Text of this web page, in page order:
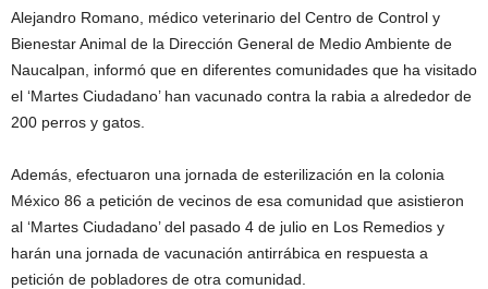
Alejandro Romano, médico veterinario del Centro de Control y
Bienestar Animal de la Dirección General de Medio Ambiente de
Naucalpan, informó que en diferentes comunidades que ha visitado
el ‘Martes Ciudadano’ han vacunado contra la rabia a alrededor de
200 perros y gatos.
Además, efectuaron una jornada de esterilización en la colonia
México 86 a petición de vecinos de esa comunidad que asistieron
al ‘Martes Ciudadano’ del pasado 4 de julio en Los Remedios y
harán una jornada de vacunación antirrábica en respuesta a
petición de pobladores de otra comunidad.